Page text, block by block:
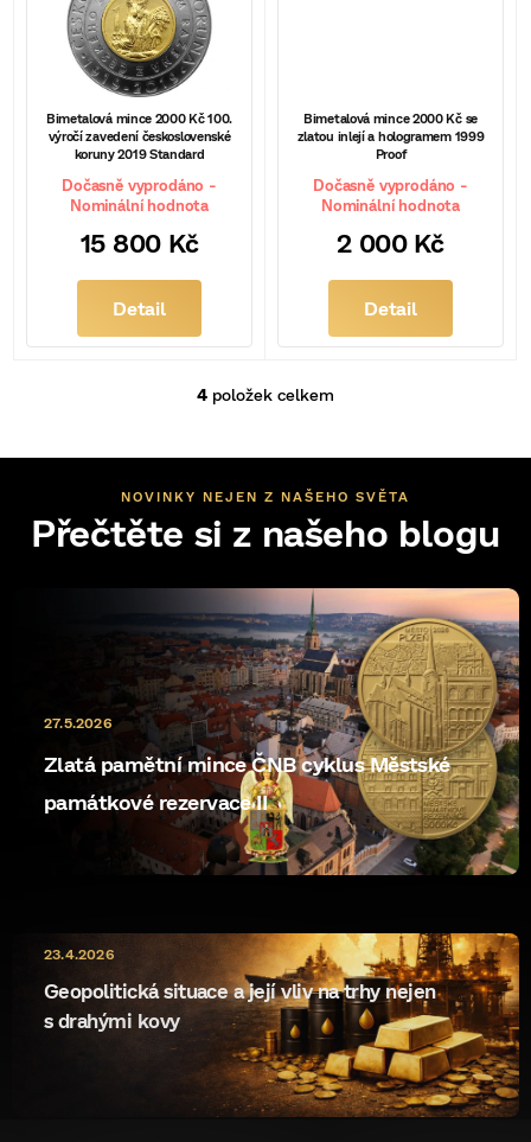
Bimetalová mince 2000 Kč 100.
výročí zavedení československé
koruny 2019 Standard
Dočasně vyprodáno -
Nominální hodnota
15 800 Kč
Detail
Bimetalová mince 2000 Kč se
zlatou inlejí a hologramem 1999
Proof
Dočasně vyprodáno -
Nominální hodnota
2 000 Kč
Detail
O
d
c
p
r
v
k
y
v
ý
p
i
s
u
4 položek celkem
NOVINKY NEJEN Z NAŠEHO SVĚTA
Přečtěte si z našeho blogu
Zlatá pamětní mince ČNB cyklus Městské
památkové rezervace II
27.5.2026
ryzost rewrite
10.5.2026
Geopolitická situace a její vliv na trhy nejen
s drahými kovy
23.4.2026